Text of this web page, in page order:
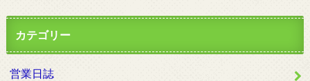
カテゴリー
営業日誌